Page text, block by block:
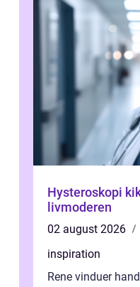
Hysteroskopi kikkertundersøgelse af
livmoderen
02 august 2026
inspiration
Rene vinduer